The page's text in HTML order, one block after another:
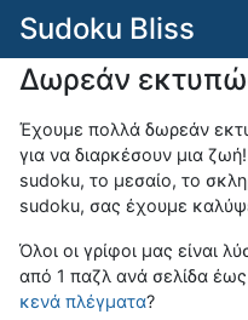
Sudoku Bliss
Δωρεάν
Έχουμε πολλά δωρεάν
για να διαρκέσουν μια
sudoku, το μεσαίο, το
sudoku, σας έχουμε
Όλοι οι γρίφοι μας είναι
από 1 παζλ ανά σελίδα
κενά πλέγματα?